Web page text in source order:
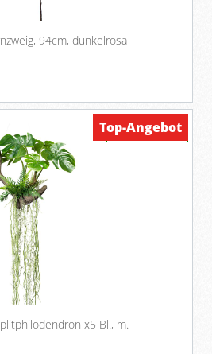
94cm, dunkelrosa
x5 Bl., m.
Verfügbar
Top-Angebot